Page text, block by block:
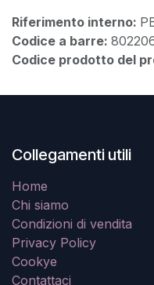
Riferimento interno:
Codice a barre:
Codice prodotto del
Collegamenti utili
Home
Chi siamo
Condizioni di vendita
Privacy Policy
Cookye
Contattaci